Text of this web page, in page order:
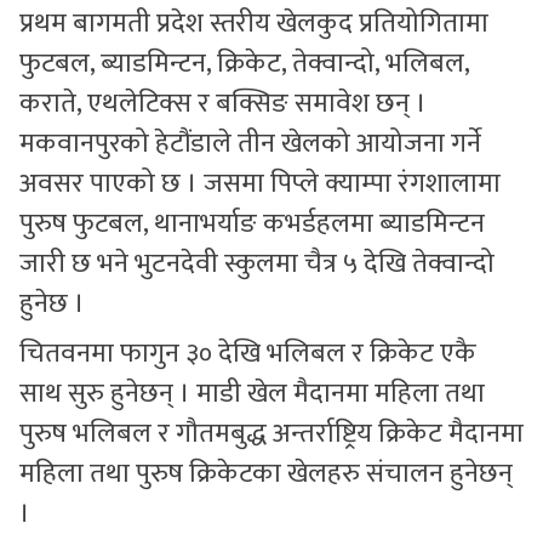
प्रथम बागमती प्रदेश स्तरीय खेलकुद प्रतियोगितामा
फुटबल, ब्याडमिन्टन, क्रिकेट, तेक्वान्दो, भलिबल,
कराते, एथलेटिक्स र बक्सिङ समावेश छन् ।
मकवानपुरको हेटौंडाले तीन खेलको आयोजना गर्ने
अवसर पाएको छ । जसमा पिप्ले क्याम्पा रंगशालामा
पुरुष फुटबल, थानाभर्याङ कभर्डहलमा ब्याडमिन्टन
जारी छ भने भुटनदेवी स्कुलमा चैत्र ५ देखि तेक्वान्दो
हुनेछ ।
चितवनमा फागुन ३० देखि भलिबल र क्रिकेट एकै
साथ सुरु हुनेछन् । माडी खेल मैदानमा महिला तथा
पुरुष भलिबल र गौतमबुद्ध अन्तर्राष्ट्रिय क्रिकेट मैदानमा
महिला तथा पुरुष क्रिकेटका खेलहरु संचालन हुनेछन्
।